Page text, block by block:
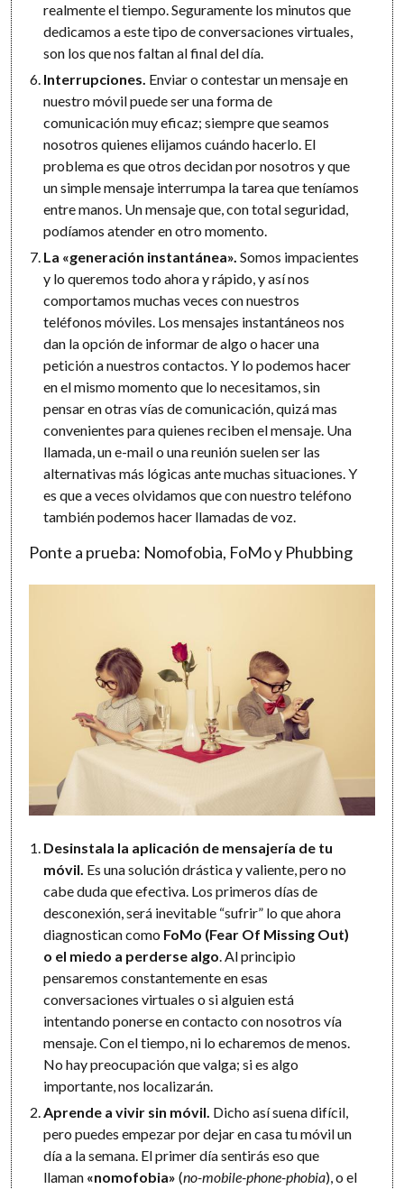
realmente el tiempo. Seguramente los minutos que
dedicamos a este tipo de conversaciones virtuales,
son los que nos faltan al final del día.
Interrupciones. Enviar o contestar un mensaje en
nuestro móvil puede ser una forma de
comunicación muy eficaz; siempre que seamos
nosotros quienes elijamos cuándo hacerlo. El
problema es que otros decidan por nosotros y que
un simple mensaje interrumpa la tarea que teníamos
entre manos. Un mensaje que, con total seguridad,
podíamos atender en otro momento.
La «generación instantánea». Somos impacientes
y lo queremos todo ahora y rápido, y así nos
comportamos muchas veces con nuestros
teléfonos móviles. Los mensajes instantáneos nos
dan la opción de informar de algo o hacer una
petición a nuestros contactos. Y lo podemos hacer
en el mismo momento que lo necesitamos, sin
pensar en otras vías de comunicación, quizá mas
convenientes para quienes reciben el mensaje. Una
llamada, un e-mail o una reunión suelen ser las
alternativas más lógicas ante muchas situaciones. Y
es que a veces olvidamos que con nuestro teléfono
también podemos hacer llamadas de voz.
Ponte a prueba: Nomofobia, FoMo y Phubbing
Desinstala la aplicación de mensajería de tu
móvil. Es una solución drástica y valiente, pero no
cabe duda que efectiva. Los primeros días de
desconexión, será inevitable “sufrir” lo que ahora
diagnostican como FoMo (Fear Of Missing Out)
o el miedo a perderse algo. Al principio
pensaremos constantemente en esas
conversaciones virtuales o si alguien está
intentando ponerse en contacto con nosotros vía
mensaje. Con el tiempo, ni lo echaremos de menos.
No hay preocupación que valga; si es algo
importante, nos localizarán.
Aprende a vivir sin móvil. Dicho así suena difícil,
pero puedes empezar por dejar en casa tu móvil un
día a la semana. El primer día sentirás eso que
llaman «nomofobia» (no-mobile-phone-phobia), o el